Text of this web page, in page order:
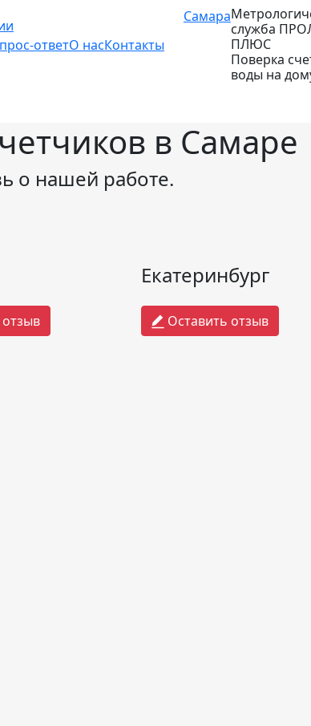
ответО насКонтакты
Самара
служба
ПЛЮС
Поверка
воды на
в Самаре
о нашей работе.
Екатеринбург
Оставить отзыв